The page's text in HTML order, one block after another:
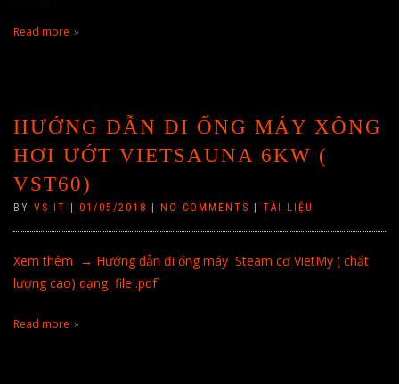
Read more
HƯỚNG DẪN ĐI ỐNG MÁY XÔNG
HƠI ƯỚT VIETSAUNA 6KW (
VST60)
BY VS IT 01/05/2018 NO COMMENTS TÀI LIỆU
Xem thêm → Hướng dẫn đi ống máy Steam cơ VietMy ( chất
lượng cao) dạng file .pdf`
Read more